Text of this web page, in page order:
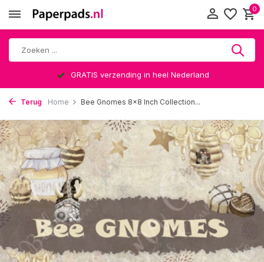
0
GRATIS verzending in heel Nederland
Terug Home Bee Gnomes 8x8 Inch Collection...